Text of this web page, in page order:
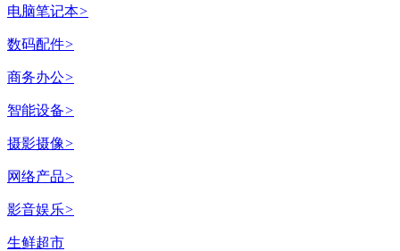
电脑笔记本>
数码配件>
商务办公>
智能设备>
摄影摄像>
网络产品>
影音娱乐>
生鲜超市